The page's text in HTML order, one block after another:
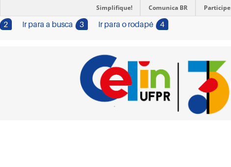
Simplifique! Comunica BR Participe
2 Ir para a busca 3 Ir para o rodapé 4